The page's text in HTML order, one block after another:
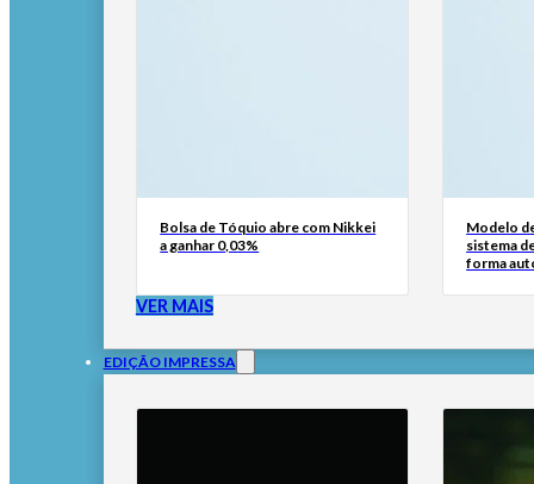
Bolsa de Tóquio abre com Nikkei
a ganhar 0,03%
Modelo
sistema
forma
VER MAIS
EDIÇÃO IMPRESSA